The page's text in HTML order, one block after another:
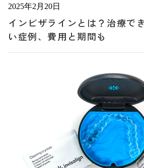
2025年2月20日
インビザラインとは？治療で
い症例、費用と期間も